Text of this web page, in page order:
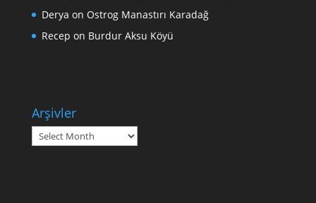
Derya on Ostrog Manastırı Karadağ
Recep on Burdur Aksu Köyü
Arşivler
Arşivler